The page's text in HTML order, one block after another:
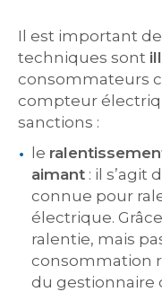
Il est important
techniques sont
consommateurs
compteur
sanctions :
le
aimant : il s’agit
connue pour
électrique.
ralentie, mais
consommation
du gestionnaire